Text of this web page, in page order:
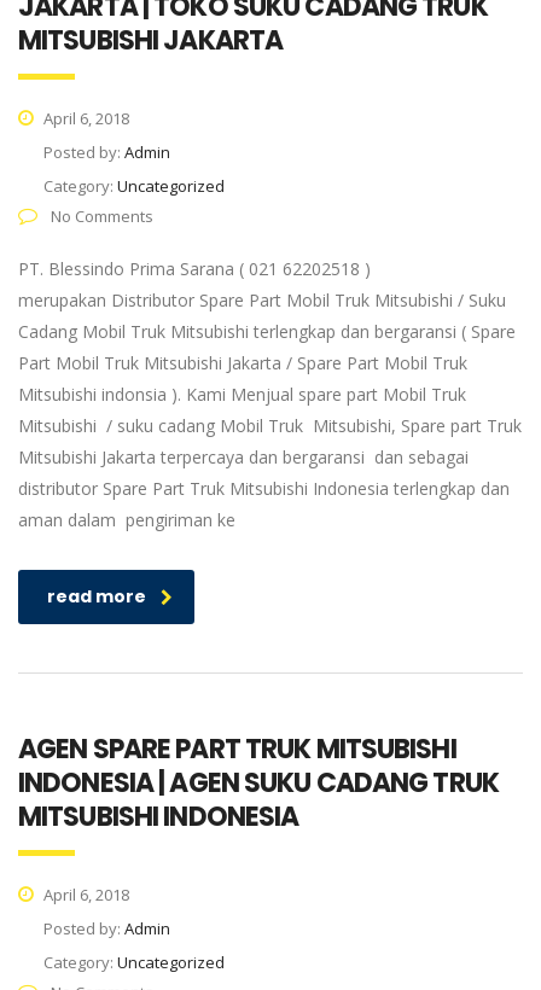
MITSUBISHI JAKARTA
April 6, 2018
Posted by: Admin
Category: Uncategorized
No Comments
PT. Blessindo Prima Sarana ( 021 62202518 )
merupakan Distributor Spare Part Mobil Truk Mitsubishi / Suku
Cadang Mobil Truk Mitsubishi terlengkap dan bergaransi ( Spare
Part Mobil Truk Mitsubishi Jakarta / Spare Part Mobil Truk
Mitsubishi indonsia ). Kami Menjual spare part Mobil Truk
Mitsubishi / suku cadang Mobil Truk Mitsubishi, Spare part Truk
Mitsubishi Jakarta terpercaya dan bergaransi dan sebagai
distributor Spare Part Truk Mitsubishi Indonesia terlengkap dan
aman dalam pengiriman ke
read more
AGEN SPARE PART TRUK MITSUBISHI
INDONESIA | AGEN SUKU CADANG TRUK
MITSUBISHI INDONESIA
April 6, 2018
Posted by: Admin
Category: Uncategorized